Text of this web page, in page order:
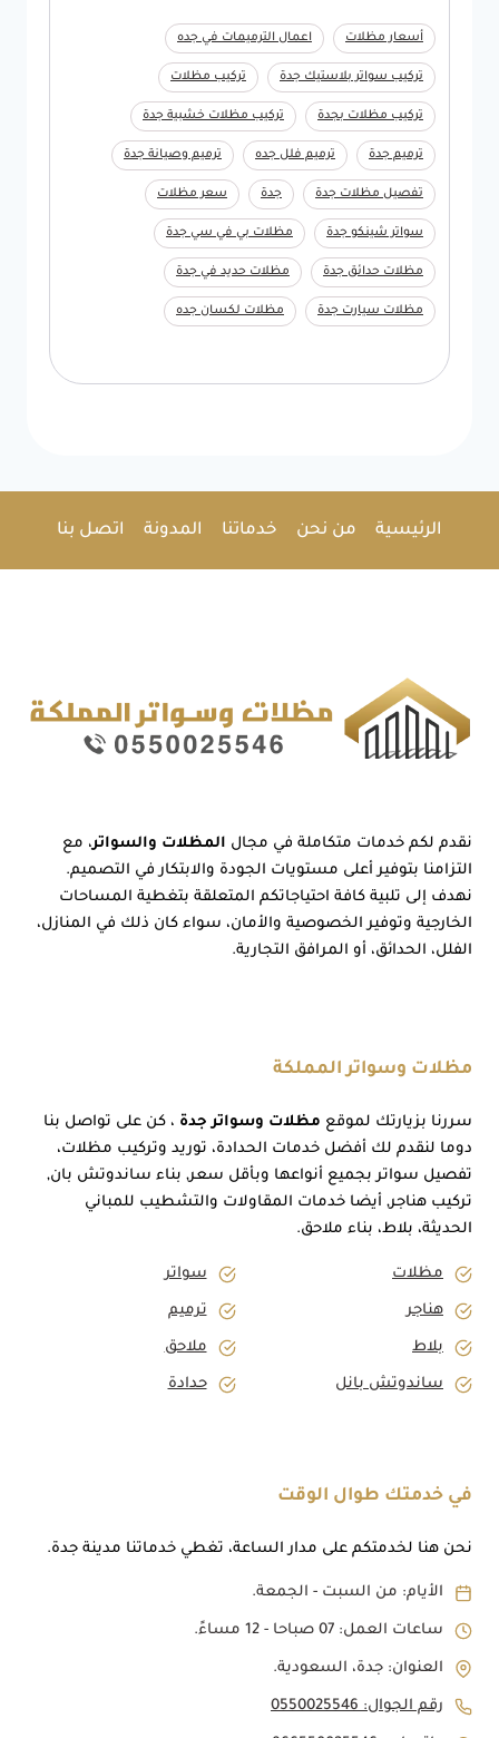
أسعار مظلات اعمال الترميمات في جده
تركيب سواتر بلاستيك جدة تركيب مظلات
تركيب مظلات بجدة تركيب مظلات خشبية جدة
ترميم جدة ترميم فلل جده ترميم وصيانة جدة
تفصيل مظلات جدة جدة سعر مظلات
سواتر شينكو جدة مظلات بي في سي جدة
مظلات حدائق جدة مظلات حديد في جدة
مظلات سيارت جدة مظلات لكسان جده
الرئيسية من نحن خدماتنا المدونة اتصل بنا
نقدم لكم خدمات متكاملة في مجال المظلات والسواتر، مع
التزامنا بتوفير أعلى مستويات الجودة والابتكار في التصميم.
نهدف إلى تلبية كافة احتياجاتكم المتعلقة بتغطية المساحات
الخارجية وتوفير الخصوصية والأمان، سواء كان ذلك في المنازل،
الفلل، الحدائق، أو المرافق التجارية.
مظلات وسواتر المملكة
سررنا بزيارتك لموقع مظلات وسواتر جدة ، كن على تواصل بنا
دوما لنقدم لك أفضل خدمات الحدادة، توريد وتركيب مظلات،
تفصيل سواتر بجميع أنواعها وبأقل سعر, بناء ساندوتش بان,
تركيب هناجر, أيضا خدمات المقاولات والتشطيب للمباني
الحديثة، بلاط، بناء ملاحق.
مظلات سواتر
هناجر ترميم
بلاط ملاحق
ساندوتش بانل حدادة
في خدمتك طوال الوقت
نحن هنا لخدمتكم على مدار الساعة، تغطي خدماتنا مدينة جدة.
الأيام: من السبت - الجمعة.
ساعات العمل: 07 صباحا - 12 مساءً.
العنوان: جدة، السعودية.
رقم الجوال: 0550025546